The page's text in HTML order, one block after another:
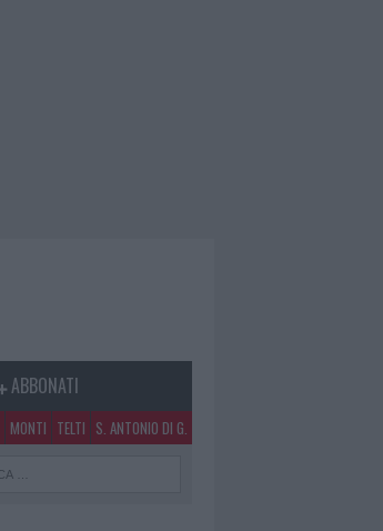
ABBONATI
MONTI TELTI S. ANTONIO DI G.